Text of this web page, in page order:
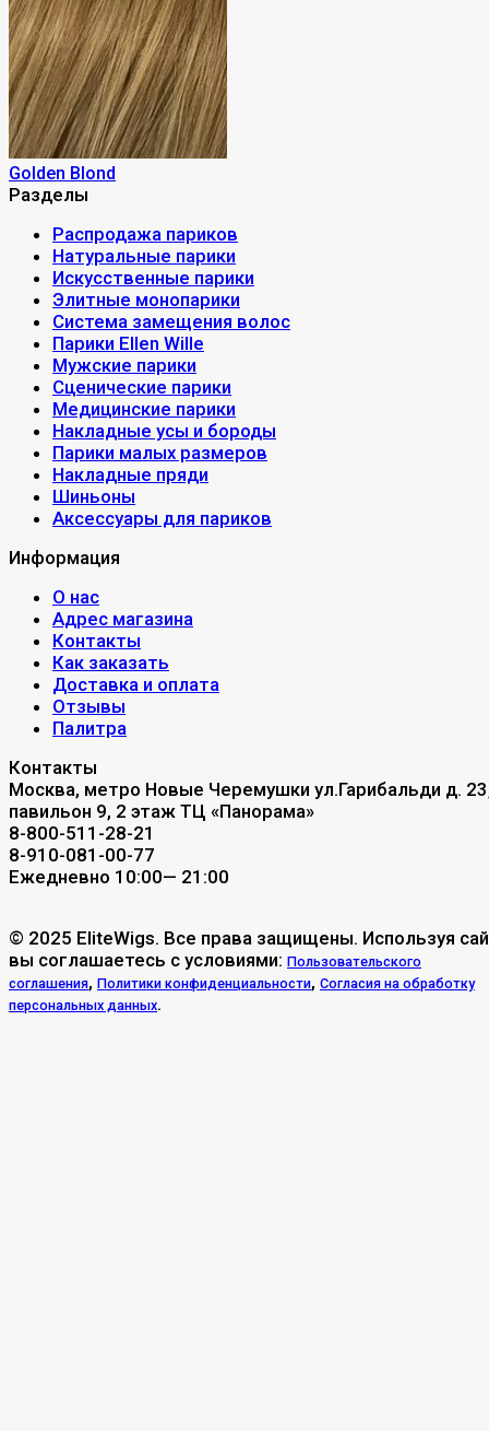
Golden Blond
Разделы
Распродажа париков
Натуральные парики
Искусственные парики
Элитные монопарики
Система замещения волос
Парики Ellen Wille
Мужские парики
Сценические парики
Медицинские парики
Накладные усы и бороды
Парики малых размеров
Накладные пряди
Шиньоны
Аксессуары для париков
Информация
О нас
Адрес магазина
Контакты
Как заказать
Доставка и оплата
Отзывы
Палитра
Контакты
Москва, метро Новые Черемушки ул.Гарибальди д.
павильон 9, 2 этаж ТЦ «Панорама»
8-800-511-28-21
8-910-081-00-77
Ежедневно 10:00— 21:00
© 2025 EliteWigs. Все права защищены. Используя
вы соглашаетесь с условиями: Пользовательского
соглашения, Политики конфиденциальности, Согласия на обработку
персональных данных.